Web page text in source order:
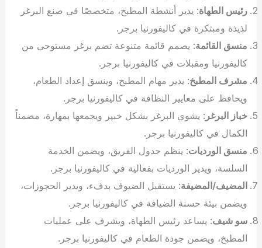
رئيس الطهاة: يدير أنشطة المطبخ، متخصصًا في صنع البرغر
لذيذة ومبتكرة في كاليفورنيا برجر.
منسق القائمة: يصمم قائمة متنوعة تضم برغر مستوحى من
كاليفورنيا ومقبلات في كاليفورنيا برجر.
مشرف المطبخ: يدير مهام المطبخ، وينسق إعداد الطعام،
ويحافظ على معايير النظافة في كاليفورنيا برجر.
خباز البرغر : يشوي البرغر بشكل خبير ويجمعها بمهارة، مضمناً
الكمال في كاليفورنيا برجر.
منسق الورديات: ينظم جدول الفريق، ويضمن الخدمة
السلسة، ويدير الورديات بفعالية في كاليفورنيا برجر.
المضيف/المضيفة: يستقبل الضيوف بدفء، ويدير الحجوزات،
ويضمن بيئة حسنة الضيافة في كاليفورنيا برجر.
سو شيف: يساعد رئيس الطهاة، ويشرف على عمليات
المطبخ، ويضمن جودة الطعام في كاليفورنيا برجر.